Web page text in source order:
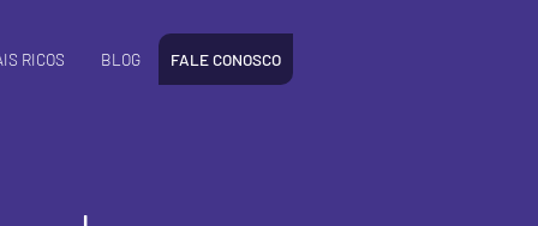
RICOS BLOG FALE CONOSCO